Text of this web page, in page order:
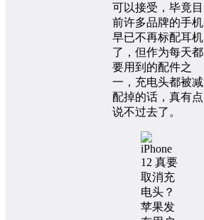
可以接受，毕竟目
前许多品牌的手机
早已不再标配耳机
了，但作为每天都
要用到的配件之
一，充电头都被减
配掉的话，真有点
说不过去了。